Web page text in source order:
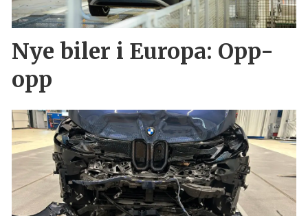
Nye biler i Europa: Opp-
opp